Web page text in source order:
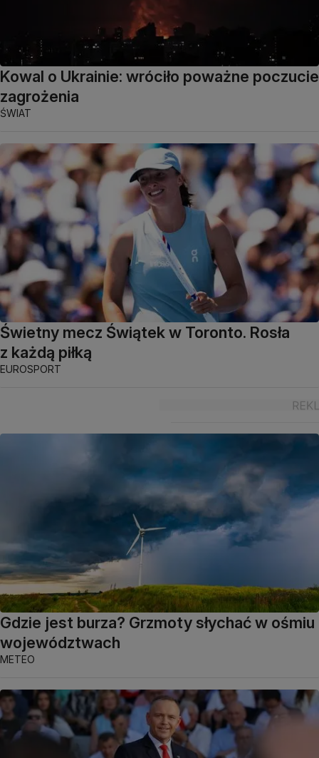
Kowal o Ukrainie: wróciło poważne poczucie
zagrożenia
ŚWIAT
Świetny mecz Świątek w Toronto. Rosła
z każdą piłką
EUROSPORT
Gdzie jest burza? Grzmoty słychać w ośmiu
województwach
METEO